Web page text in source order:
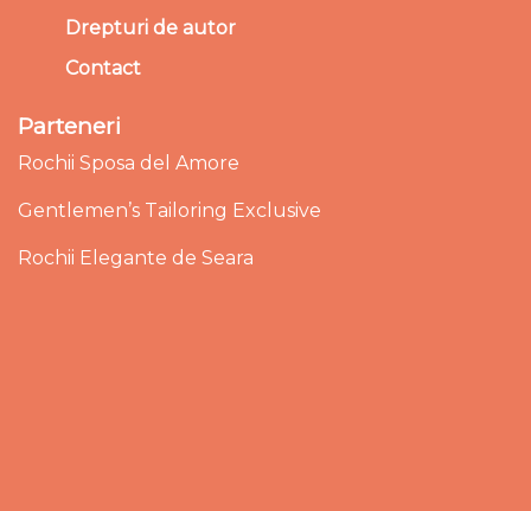
Drepturi de autor
Contact
Parteneri
Rochii Sposa del Amore
Gentlemen’s Tailoring Exclusive
Rochii Elegante de Seara